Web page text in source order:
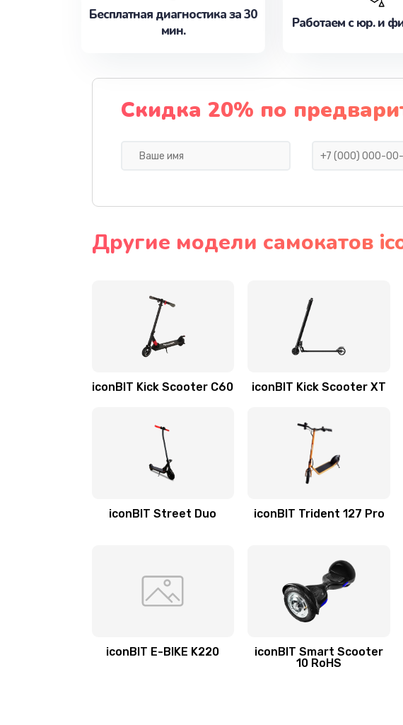
Бесплатная диагностика за 30
мин.
Работаем с юр. и
Скидка 20% по
Другие модели самокатов
iconBIT Kick Scooter C60 iconBIT Kick Scooter XT
iconBIT Street Duo iconBIT Trident 127 Pro
iconBIT E-BIKE K220
iconBIT Smart Scooter
10 RoHS